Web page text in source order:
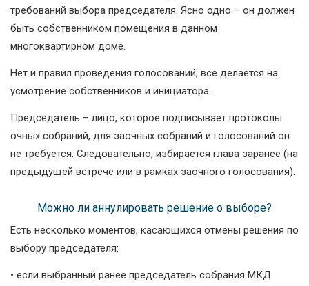
требований выбора председателя. Ясно одно – он должен
быть собственником помещения в данном
многоквартирном доме.
Нет и правил проведения голосований, все делается на
усмотрение собственников и инициатора.
Председатель – лицо, которое подписывает протоколы
очных собраний, для заочных собраний и голосований он
не требуется. Следовательно, избирается глава заранее (на
предыдущей встрече или в рамках заочного голосования).
Можно ли аннулировать решение о выборе?
Есть несколько моментов, касающихся отмены решения по
выбору председателя:
• если выбранный ранее председатель собрания МКД